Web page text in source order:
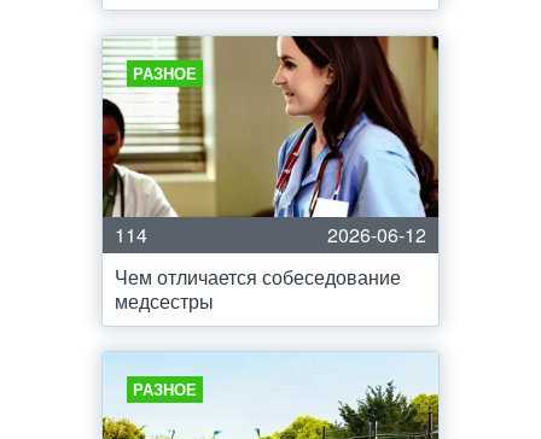
РАЗНОЕ
114
2026-06-12
Чем отличается собеседование
медсестры
РАЗНОЕ